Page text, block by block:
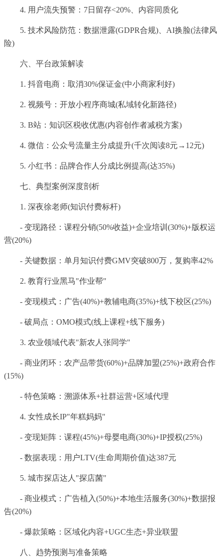
4. 用户流失预警：7日留存<20%、内容同质化
5. 技术风险防范：数据泄露(GDPR合规)、AI换脸(法律风
险)
六、平台政策解读
1. 抖音电商：取消30%保证金(中小商家利好)
2. 视频号：开放小程序商城(私域转化新路径)
3. B站：知识区税收优惠(内容创作者减税方案)
4. 微信：公众号流量主分成提升(千次阅读8元→12元)
5. 小红书：品牌合作人分成比例提高(达35%)
七、典型案例深度剖析
1. 深夜徐老师(知识付费标杆)
- 变现路径：课程分销(50%收益)+企业培训(30%)+版权运
营(20%)
- 关键数据：单月知识付费GMV突破800万，复购率42%
2. 教育行业黑马"作业帮"
- 变现模式：广告(40%)+教辅电商(35%)+线下校区(25%)
- 破局点：OMO模式(线上课程+线下服务)
3. 农业领域代表"新农人张同学"
- 商业闭环：农产品带货(60%)+品牌加盟(25%)+政府合作
(15%)
- 特色策略：溯源体系+社群运营+区域代理
4. 女性成长IP"年糕妈妈"
- 变现矩阵：课程(45%)+母婴电商(30%)+IP授权(25%)
- 数据表现：用户LTV(生命周期价值)达387元
5. 城市探店达人"探店菌"
- 商业模式：广告植入(50%)+本地生活服务(30%)+数据报
告(20%)
- 爆款策略：区域化内容+UGC生态+异业联盟
八、趋势预测与准备策略